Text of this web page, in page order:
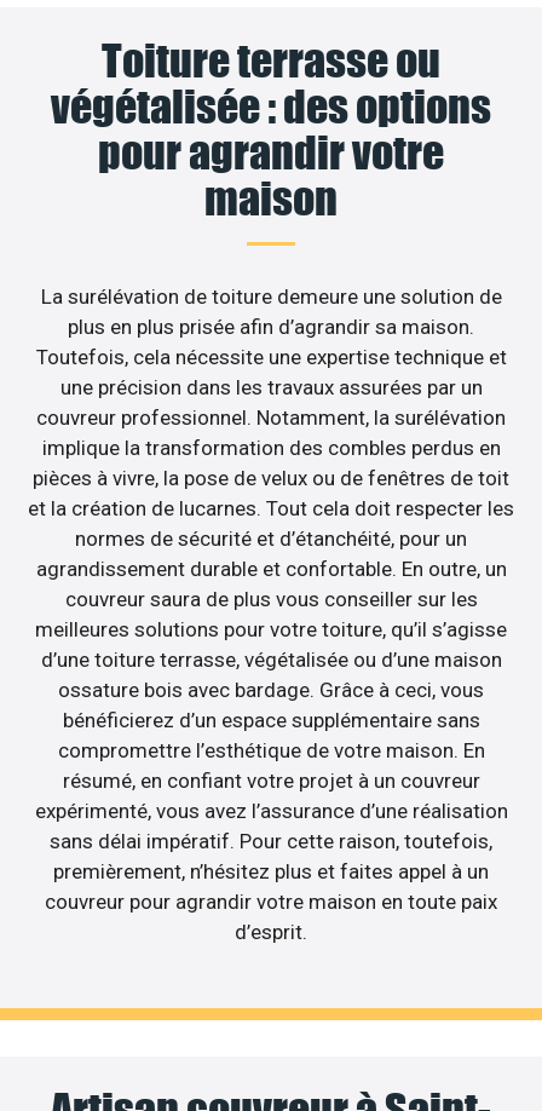
Toiture terrasse ou
végétalisée : des options
pour agrandir votre
maison
La surélévation de toiture demeure une solution de
plus en plus prisée afin d’agrandir sa maison.
Toutefois, cela nécessite une expertise technique et
une précision dans les travaux assurées par un
couvreur professionnel. Notamment, la surélévation
implique la transformation des combles perdus en
pièces à vivre, la pose de velux ou de fenêtres de toit
et la création de lucarnes. Tout cela doit respecter les
normes de sécurité et d’étanchéité, pour un
agrandissement durable et confortable. En outre, un
couvreur saura de plus vous conseiller sur les
meilleures solutions pour votre toiture, qu’il s’agisse
d’une toiture terrasse, végétalisée ou d’une maison
ossature bois avec bardage. Grâce à ceci, vous
bénéficierez d’un espace supplémentaire sans
compromettre l’esthétique de votre maison. En
résumé, en confiant votre projet à un couvreur
expérimenté, vous avez l’assurance d’une réalisation
sans délai impératif. Pour cette raison, toutefois,
premièrement, n’hésitez plus et faites appel à un
couvreur pour agrandir votre maison en toute paix
d’esprit.